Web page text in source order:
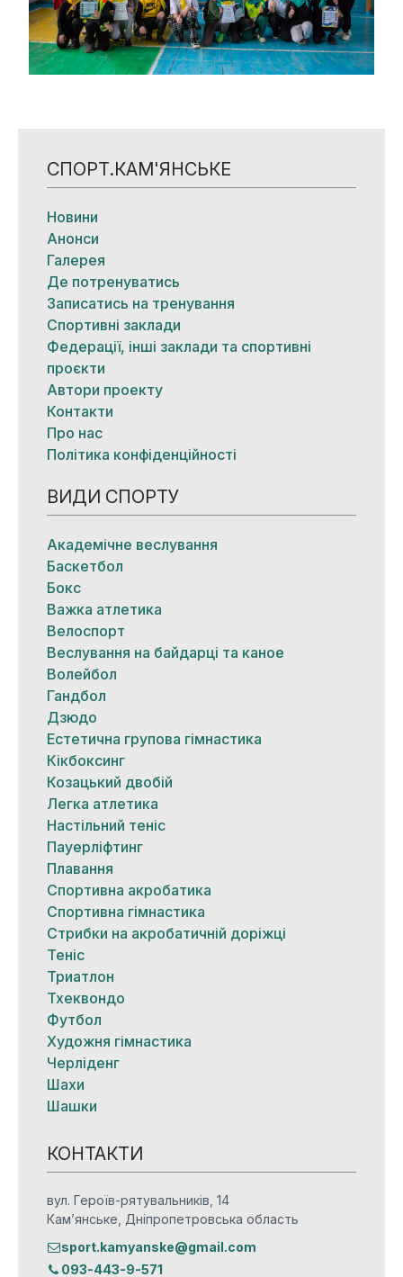
СПОРТ.КАМ'ЯНСЬКЕ
Новини
Анонси
Галерея
Де потренуватись
Записатись на тренування
Спортивні заклади
Федерації, інші заклади та спортивні
проєкти
Автори проекту
Контакти
Про нас
Політика конфіденційності
ВИДИ СПОРТУ
Академічне веслування
Баскетбол
Бокс
Важка атлетика
Велоспорт
Веслування на байдарці та каное
Волейбол
Гандбол
Дзюдо
Естетична групова гімнастика
Кікбоксинг
Козацький двобій
Легка атлетика
Настільний теніс
Пауерліфтинг
Плавання
Спортивна акробатика
Спортивна гімнастика
Стрибки на акробатичній доріжці
Теніс
Триатлон
Тхеквондо
Футбол
Художня гімнастика
Черліденг
Шахи
Шашки
КОНТАКТИ
вул. Героїв-рятувальників, 14
Кам’янське, Дніпропетровська область
sport.kamyanske@gmail.com
093-443-9-571